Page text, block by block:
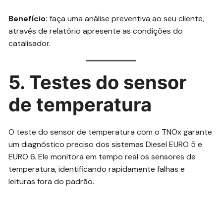
Benefício: faça uma análise preventiva ao seu cliente,
através de relatório apresente as condições do
catalisador.
5. Testes do sensor
de temperatura
O teste do sensor de temperatura com o TNOx garante
um diagnóstico preciso dos sistemas Diesel EURO 5 e
EURO 6. Ele monitora em tempo real os sensores de
temperatura, identificando rapidamente falhas e
leituras fora do padrão.